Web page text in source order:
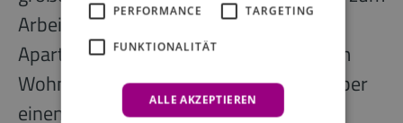
Arbeiten zur Verfügung. Die großen
Apartments bieten Dir ein Schlafsofa im
Wohnbereich und verfügen teilweise über
einen Balkon oder eine Terrasse.
PERFORMANCE TARGETING
FUNKTIONALITÄT
ALLE AKZEPTIEREN